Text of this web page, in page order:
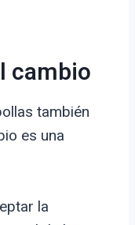
cambio
también
es una
la